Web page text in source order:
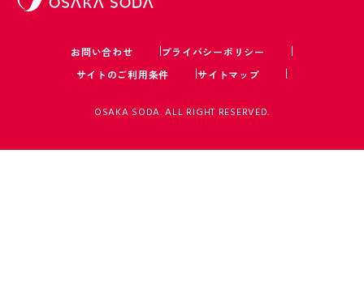
お問い合わせ
プライバシーポリシー
サイトのご利用条件
サイトマップ
OSAKA SODA. ALL RIGHT RESERVED.